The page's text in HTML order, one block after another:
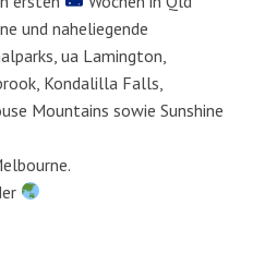
und naheliegende
ua Lamington,
Kondalilla Falls,
Mountains sowie Sunshine